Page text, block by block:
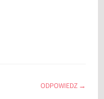
ODPOWIEDZ